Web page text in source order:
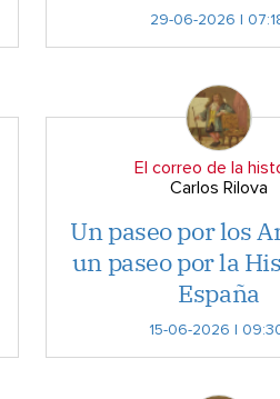
29-06-2026 |
El correo de la
Carlos Rilova
Un paseo por los
un paseo por la
España
15-06-2026 |